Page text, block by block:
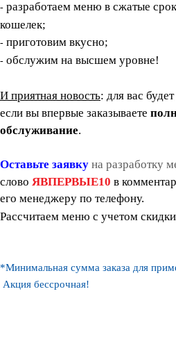
- разработаем меню в сжатые
кошелек;
- приготовим вкусно;
- обслужим на высшем уровне!
И приятная новость: для вас
если вы впервые заказываете
обслуживание.
Оставьте заявку на разработку
слово ЯВПЕРВЫЕ10 в
его менеджеру по телефону.
Рассчитаем меню с учетом
*Минимальная сумма заказа для
Акция бессрочная!